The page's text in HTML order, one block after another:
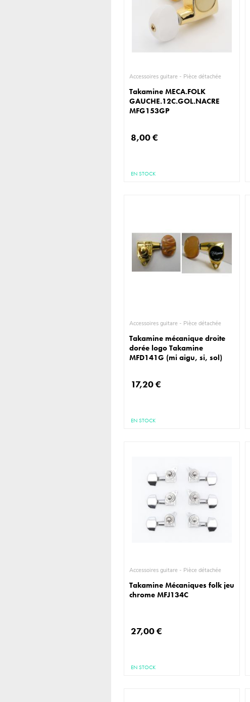
Accessoires guitare - Pièce détachée
Takamine MECA.FOLK
GAUCHE.12C.GOL.NACRE
MFG153GP
8,00 €
EN STOCK
Accessoires guitare - Pièce détachée
Takamine mécanique droite
dorée logo Takamine
MFD141G (mi aigu, si, sol)
17,20 €
EN STOCK
Accessoires guitare - Pièce détachée
Takamine Mécaniques folk jeu
chrome MFJ134C
27,00 €
EN STOCK